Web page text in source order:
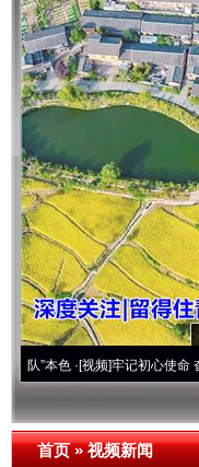
·[视频]牢记初心使命 奋进复兴征
首页»视频新闻